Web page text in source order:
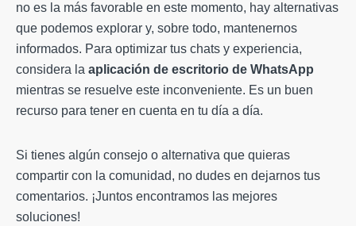
no es la más favorable en este momento, hay alternativas
que podemos explorar y, sobre todo, mantenernos
informados. Para optimizar tus chats y experiencia,
considera la aplicación de escritorio de WhatsApp
mientras se resuelve este inconveniente. Es un buen
recurso para tener en cuenta en tu día a día.
Si tienes algún consejo o alternativa que quieras
compartir con la comunidad, no dudes en dejarnos tus
comentarios. ¡Juntos encontramos las mejores
soluciones!